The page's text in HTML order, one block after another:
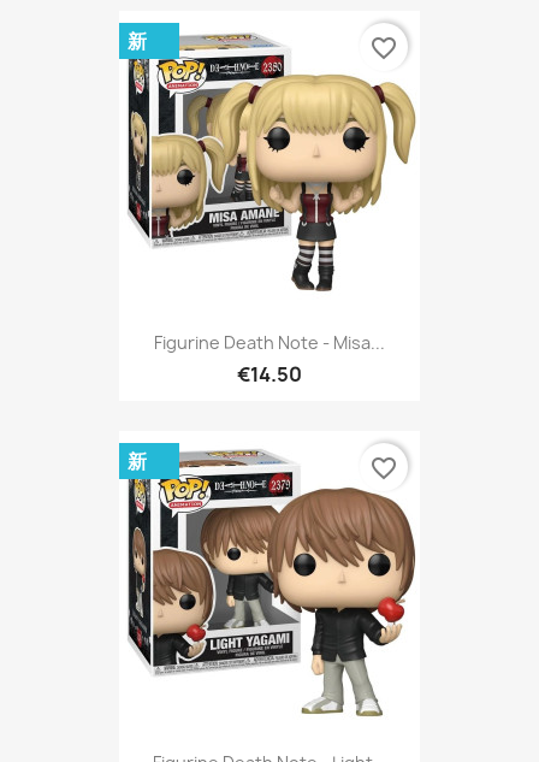
Figurine Death Note - Misa...
€14.50
新 favorite_border
新 favorite_border